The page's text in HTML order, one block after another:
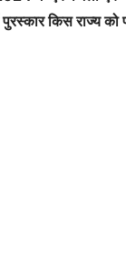
किस राज्य को